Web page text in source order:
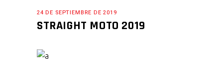
24 DE SEPTIEMBRE DE 2019
STRAIGHT MOTO 2019